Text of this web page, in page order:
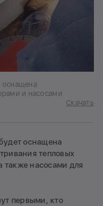
оснащена
и насосами
Скачать
оснащена
тепловых
также насосами для
первыми, кто